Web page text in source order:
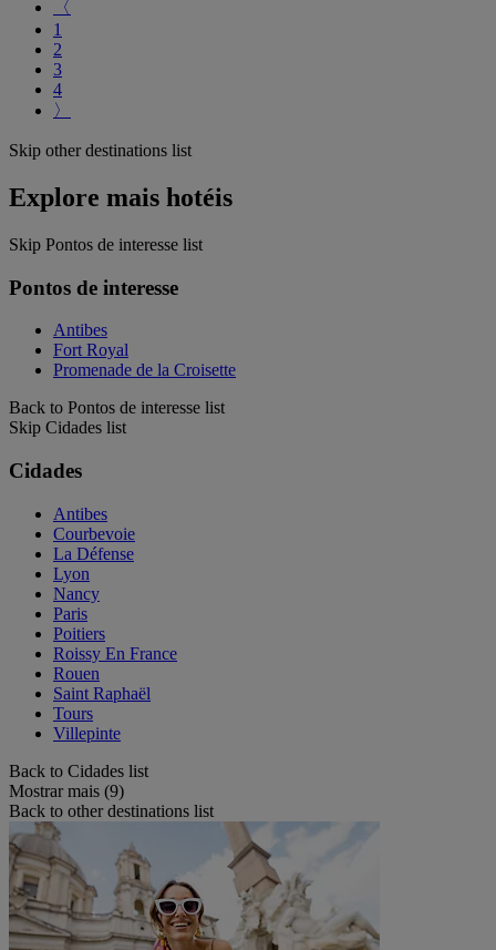
〈
1
2
3
4
〉
Skip other destinations list
Explore mais hotéis
Skip Pontos de interesse list
Pontos de interesse
Antibes
Fort Royal
Promenade de la Croisette
Back to Pontos de interesse list
Skip Cidades list
Cidades
Antibes
Courbevoie
La Défense
Lyon
Nancy
Paris
Poitiers
Roissy En France
Rouen
Saint Raphaël
Tours
Villepinte
Back to Cidades list
Mostrar mais (9)
Back to other destinations list